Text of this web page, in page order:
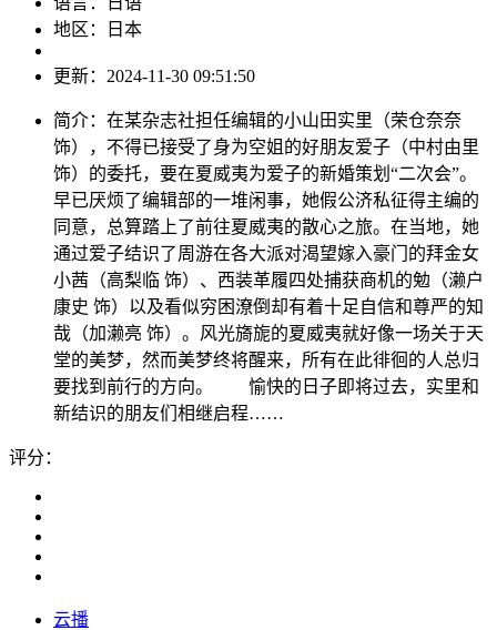
地区：
日本
更新： 2024-11-30 09:51:50
简介： 在某杂志社担任编辑的小山田实里（荣仓奈奈
饰），不得已接受了身为空姐的好朋友爱子（中村由里
饰）的委托，要在夏威夷为爱子的新婚策划“二次会”。
早已厌烦了编辑部的一堆闲事，她假公济私征得主编的
同意，总算踏上了前往夏威夷的散心之旅。在当地，她
通过爱子结识了周游在各大派对渴望嫁入豪门的拜金女
小茜（高梨临 饰）、西装革履四处捕获商机的勉（濑户
康史 饰）以及看似穷困潦倒却有着十足自信和尊严的知
哉（加濑亮 饰）。风光旖旎的夏威夷就好像一场关于天
堂的美梦，然而美梦终将醒来，所有在此徘徊的人总归
要找到前行的方向。 愉快的日子即将过去，实里和
新结识的朋友们相继启程……
评分：
云播